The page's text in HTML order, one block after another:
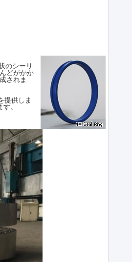
のシーリ
どがかか
されま
提供しま
。